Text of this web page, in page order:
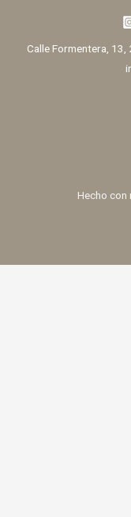
Calle Formentera, 13,
Hecho con